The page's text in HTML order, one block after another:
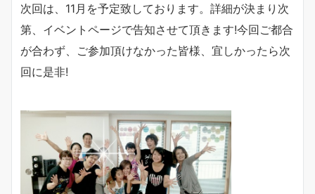
次回は、11月を予定致しております。詳細が決まり次
第、イベントページで告知させて頂きます!今回ご都合
が合わず、ご参加頂けなかった皆様、宜しかったら次
回に是非!